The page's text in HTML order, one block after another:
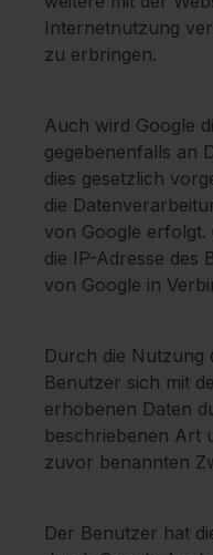
Internetnutzung
zu erbringen.
Auch wird Google
gegebenenfalls an
dies gesetzlich
die
von Google erfolgt.
die IP-Adresse des
von Google in
Durch die Nutzung
Benutzer sich mit
erhobenen Daten
beschriebenen Art
zuvor benannten
Der Benutzer hat